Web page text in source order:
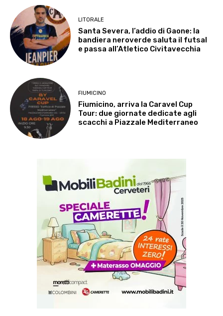
LITORALE
Santa Severa, l’addio di Gaone: la
bandiera neroverde saluta il futsal
e passa all’Atletico Civitavecchia
FIUMICINO
Fiumicino, arriva la Caravel Cup
Tour: due giornate dedicate agli
scacchi a Piazzale Mediterraneo